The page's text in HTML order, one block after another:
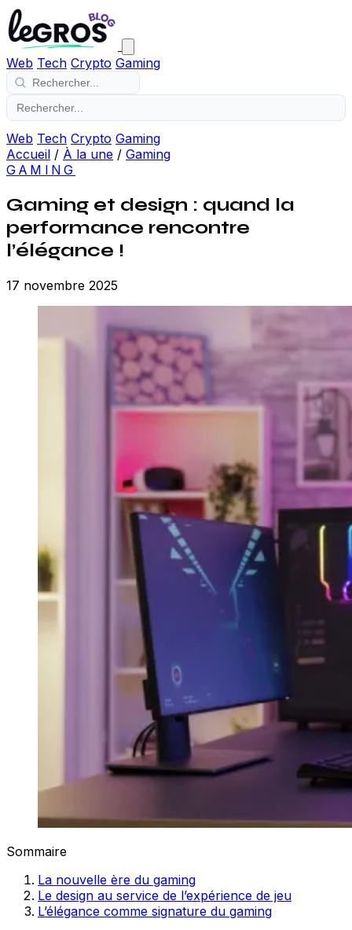
Web Tech Crypto Gaming
Web Tech Crypto Gaming
Accueil / À la une / Gaming
GAMING
Gaming et design : quand la
performance rencontre
l’élégance !
17 novembre 2025
Sommaire
La nouvelle ère du gaming
Le design au service de l’expérience de jeu
L’élégance comme signature du gaming